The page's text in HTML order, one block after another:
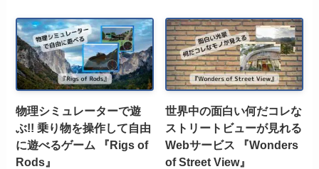
物理シミュレーターで遊
ぶ!! 乗り物を操作して自由
に遊べるゲーム 『Rigs of
Rods』
世界中の面白い何だコレな
ストリートビューが見れる
Webサービス 『Wonders
of Street View』